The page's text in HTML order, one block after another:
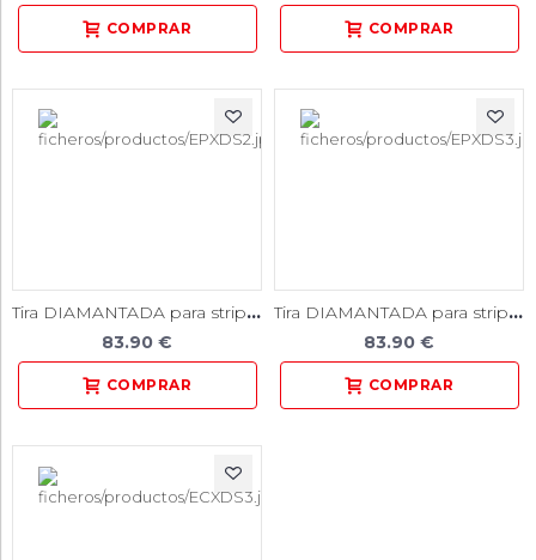
Tira DIAMANTADA para stripping / grano STD / 10 unidades
83.90 €
Tira DIAMANTADA para stripping / grano STD / 10 unidades
83.90 €